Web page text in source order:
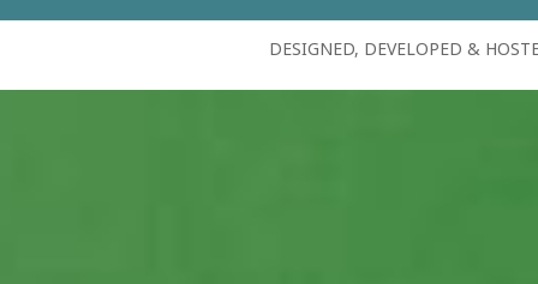
DESIGNED, DEVELOPED &